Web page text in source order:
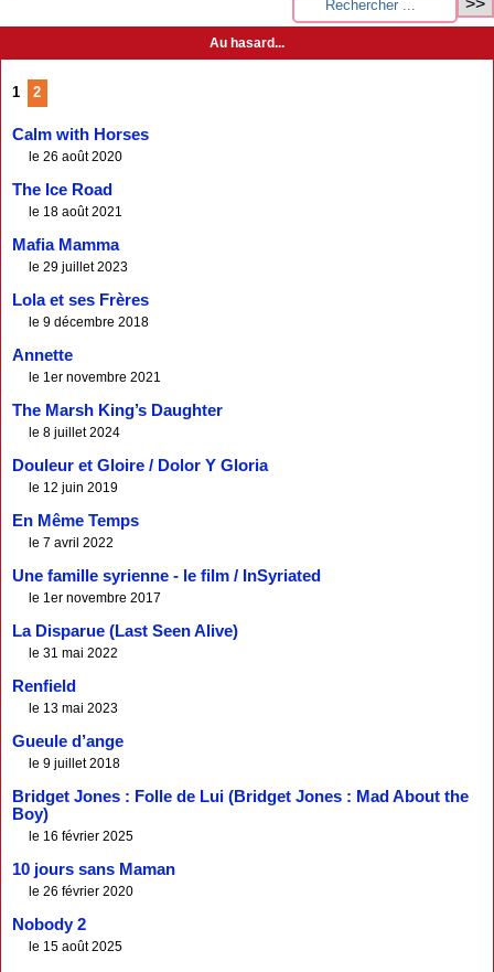
Au hasard...
1 2
Calm with Horses
le 26 août 2020
The Ice Road
le 18 août 2021
Mafia Mamma
le 29 juillet 2023
Lola et ses Frères
le 9 décembre 2018
Annette
le 1er novembre 2021
The Marsh King’s Daughter
le 8 juillet 2024
Douleur et Gloire / Dolor Y Gloria
le 12 juin 2019
En Même Temps
le 7 avril 2022
Une famille syrienne - le film / InSyriated
le 1er novembre 2017
La Disparue (Last Seen Alive)
le 31 mai 2022
Renfield
le 13 mai 2023
Gueule d’ange
le 9 juillet 2018
Bridget Jones : Folle de Lui (Bridget Jones : Mad About the
Boy)
le 16 février 2025
10 jours sans Maman
le 26 février 2020
Nobody 2
le 15 août 2025